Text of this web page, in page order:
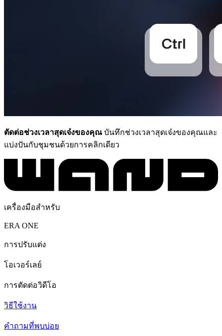
ตัดต่อช่วงเวลาสุดเจ๋งของคุณ บันทึกช่วงเวลาสุดเจ๋งของคุณและ
แบ่งปันกับชุมชนด้วยการคลิกเดียว
เครื่องมือสำหรับ
ERA ONE
การปรับแต่ง
โอเวอร์เลย์
การตัดต่อวิดีโอ
วิธีใช้งาน
คำถามที่พบบ่อย